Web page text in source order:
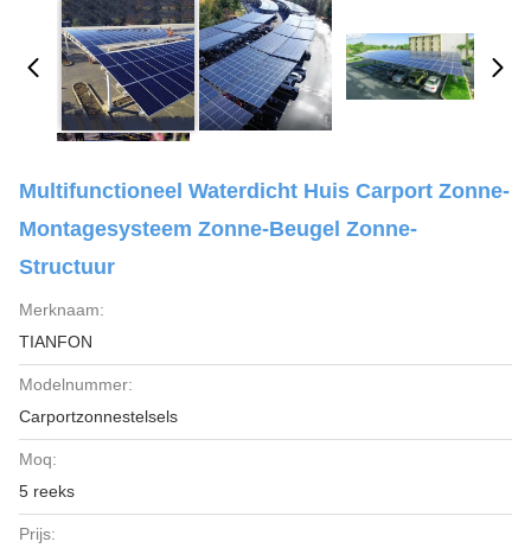
Multifunctioneel Waterdicht Huis Carport Zonne-
Montagesysteem Zonne-Beugel Zonne-
Structuur
Merknaam:
TIANFON
Modelnummer:
Carportzonnestelsels
Moq:
5 reeks
Prijs: